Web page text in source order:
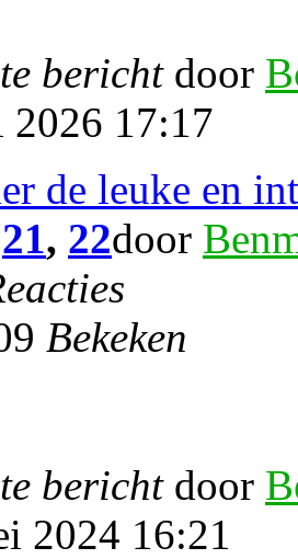
bericht door
2026 17:17
de leuke en
21, 22door
Bekeken
bericht door
2024 16:21